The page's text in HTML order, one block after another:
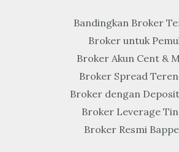
Bandingkan Broker
Broker untuk
Broker Akun Cent &
Broker Spread
Broker dengan
Broker Leverage
Broker Resmi